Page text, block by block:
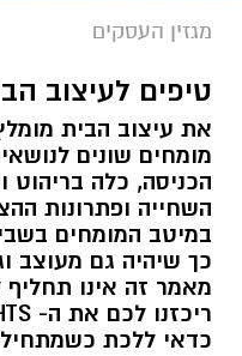
מגזין העסקים
טיפים לעיצוב
את עיצוב הבית
מומחים שונים
הכניסה, כלה
השחייה ופתרונות
במיטב המומחים
כך שיהיה גם מעוצב
מאמר זה אינו
כדאי ללכת